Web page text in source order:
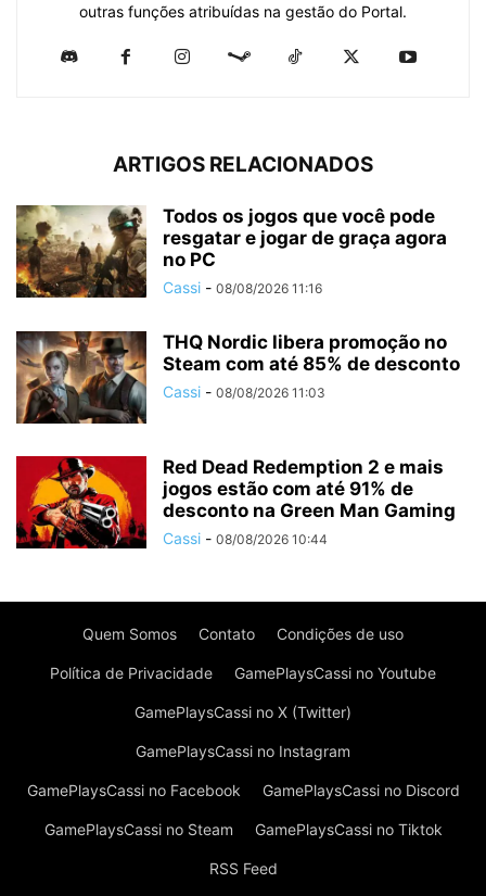
outras funções atribuídas na gestão do Portal.
ARTIGOS RELACIONADOS
Todos os jogos que você pode
resgatar e jogar de graça agora
no PC
Cassi - 08/08/2026 11:16
THQ Nordic libera promoção no
Steam com até 85% de desconto
Cassi - 08/08/2026 11:03
Red Dead Redemption 2 e mais
jogos estão com até 91% de
desconto na Green Man Gaming
Cassi - 08/08/2026 10:44
Quem Somos Contato Condições de uso
Política de Privacidade GamePlaysCassi no Youtube
GamePlaysCassi no X (Twitter)
GamePlaysCassi no Instagram
GamePlaysCassi no Facebook GamePlaysCassi no Discord
GamePlaysCassi no Steam GamePlaysCassi no Tiktok
RSS Feed